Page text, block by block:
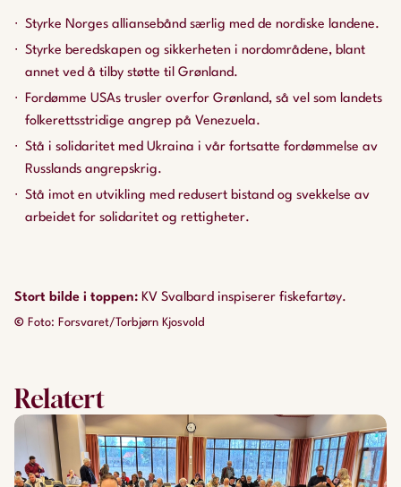
Styrke Norges alliansebånd særlig med de nordiske landene.
Styrke beredskapen og sikkerheten i nordområdene, blant
annet ved å tilby støtte til Grønland.
Fordømme USAs trusler overfor Grønland, så vel som landets
folkerettsstridige angrep på Venezuela.
Stå i solidaritet med Ukraina i vår fortsatte fordømmelse av
Russlands angrepskrig.
Stå imot en utvikling med redusert bistand og svekkelse av
arbeidet for solidaritet og rettigheter.
Stort bilde i toppen: KV Svalbard inspiserer fiskefartøy.
© Foto: Forsvaret/Torbjørn Kjosvold
Relatert